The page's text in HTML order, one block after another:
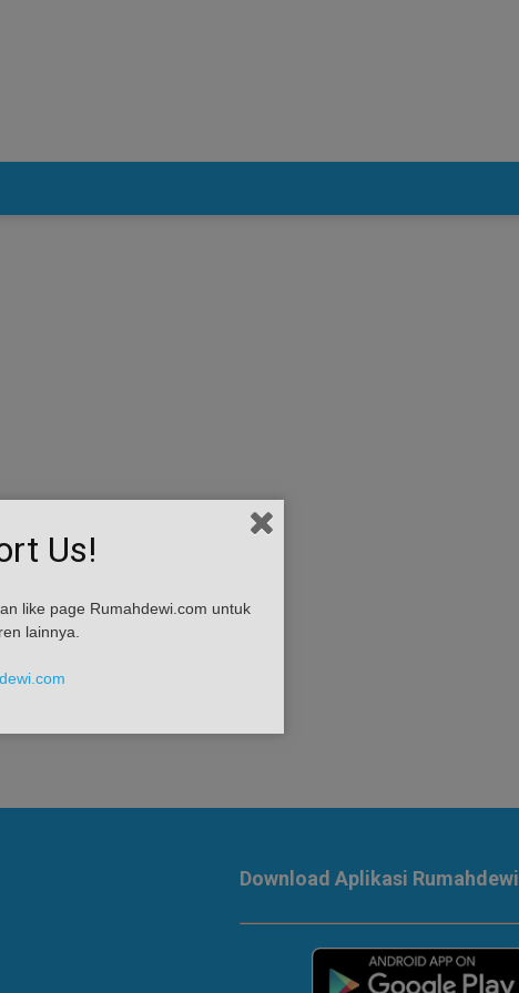
Download Aplikasi Rumahdewi
Us!
like page Rumahdewi.com untuk
lainnya.